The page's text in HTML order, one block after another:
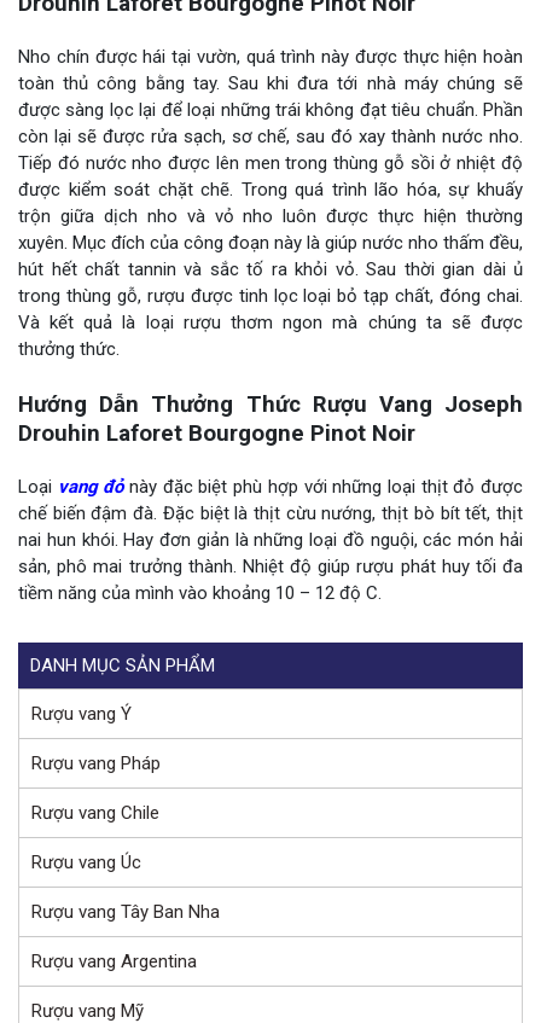
Nho chín được hái tại vườn, quá trình này được thực hiện hoàn
toàn thủ công bằng tay. Sau khi đưa tới nhà máy chúng sẽ
được sàng lọc lại để loại những trái không đạt tiêu chuẩn. Phần
còn lại sẽ được rửa sạch, sơ chế, sau đó xay thành nước nho.
Tiếp đó nước nho được lên men trong thùng gỗ sồi ở nhiệt độ
được kiểm soát chặt chẽ. Trong quá trình lão hóa, sự khuấy
trộn giữa dịch nho và vỏ nho luôn được thực hiện thường
xuyên. Mục đích của công đoạn này là giúp nước nho thấm đều,
hút hết chất tannin và sắc tố ra khỏi vỏ. Sau thời gian dài ủ
trong thùng gỗ, rượu được tinh lọc loại bỏ tạp chất, đóng chai.
Và kết quả là loại rượu thơm ngon mà chúng ta sẽ được
thưởng thức.
Hướng Dẫn Thưởng Thức Rượu Vang Joseph
Drouhin Laforet Bourgogne Pinot Noir
Loại vang đỏnày đặc biệt phù hợp với những loại thịt đỏ được
chế biến đậm đà. Đặc biệt là thịt cừu nướng, thịt bò bít tết, thịt
nai hun khói. Hay đơn giản là những loại đồ nguội, các món hải
sản, phô mai trưởng thành. Nhiệt độ giúp rượu phát huy tối đa
tiềm năng của mình vào khoảng 10 – 12 độ C.
DANH MỤC SẢN PHẨM
Rượu vang Ý
Rượu vang Pháp
Rượu vang Chile
Rượu vang Úc
Rượu vang Tây Ban Nha
Rượu vang Argentina
Rượu vang Mỹ